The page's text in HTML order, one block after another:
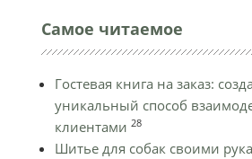
Самое читаемое
Гостевая книга на заказ:
уникальный способ
клиентами 28
Шитье для собак своими